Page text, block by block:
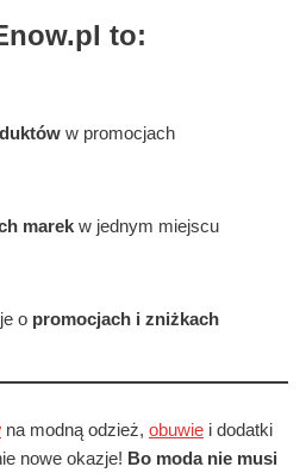
to:
w promocjach
marek w jednym miejscu
o promocjach i zniżkach
na modną odzież, obuwie i dodatki
nowe okazje! Bo moda nie musi